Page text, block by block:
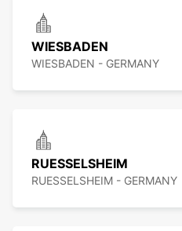
WIESBADEN
WIESBADEN - GERMANY
RUESSELSHEIM
RUESSELSHEIM - GERMANY